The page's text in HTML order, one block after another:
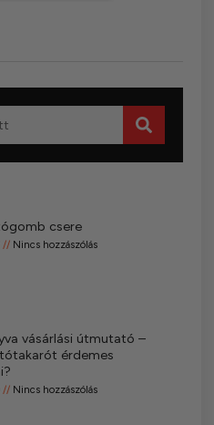
csere
Nincs hozzászólás
vásárlási útmutató –
érdemes
Nincs hozzászólás